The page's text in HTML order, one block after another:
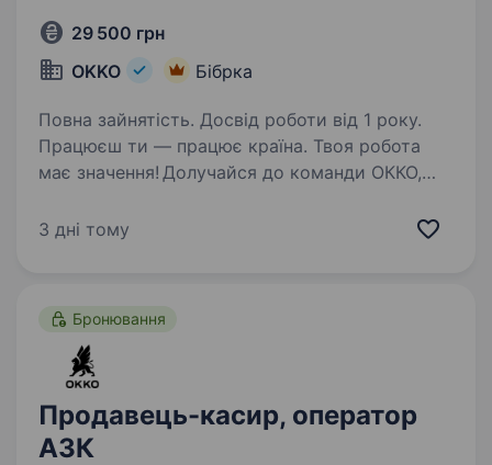
29 500 грн
OKKO
Бібрка
Повна зайнятість. Досвід роботи від 1 року.
Працюєш ти — працює країна. Твоя робота
має значення! Долучайся до команди ОККО,
ШукаємоСТАРШОГО КУХАРЯ НА АЗК!
3 дні тому
Бронювання
Продавець-касир, оператор
АЗК